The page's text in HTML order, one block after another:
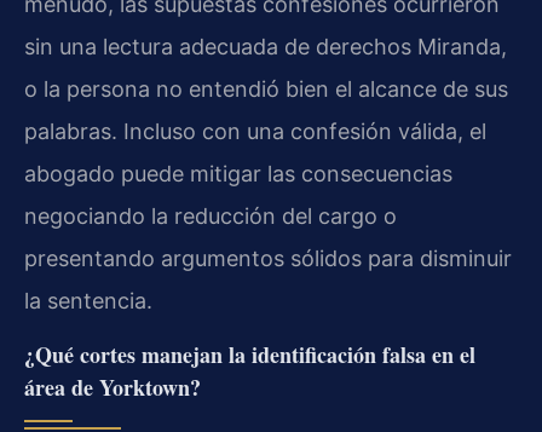
sin una lectura adecuada de derechos Miranda,
o la persona no entendió bien el alcance de sus
palabras. Incluso con una confesión válida, el
abogado puede mitigar las consecuencias
negociando la reducción del cargo o
presentando argumentos sólidos para disminuir
la sentencia.
¿Qué cortes manejan la identificación falsa en el
área de Yorktown?